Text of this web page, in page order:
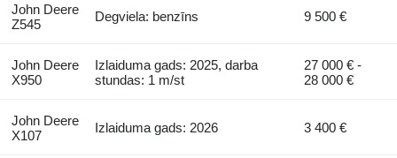
John Deere
Z545
Degviela: benzīns 9 500 €
John Deere
X950
Izlaiduma gads: 2025, darba
stundas: 1 m/st
27 000 € -
28 000 €
John Deere
X107
Izlaiduma gads: 2026 3 400 €